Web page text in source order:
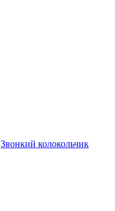
Звонкий колокольчик